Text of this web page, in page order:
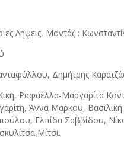
Λήψεις, Μοντάζ :
Δημήτρης
Ραφαέλλα-Μαργαρίτα
Άννα Μαρκου,
Ελπίδα Σαββίδου,
Μίτσι.